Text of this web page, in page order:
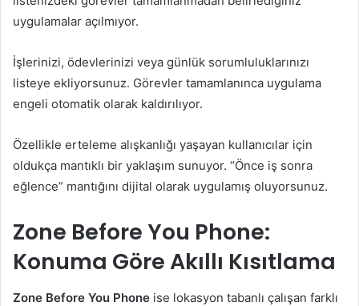
uygulamalar açılmıyor.
İşlerinizi, ödevlerinizi veya günlük sorumluluklarınızı
listeye ekliyorsunuz. Görevler tamamlanınca uygulama
engeli otomatik olarak kaldırılıyor.
Özellikle erteleme alışkanlığı yaşayan kullanıcılar için
oldukça mantıklı bir yaklaşım sunuyor. “Önce iş sonra
eğlence” mantığını dijital olarak uygulamış oluyorsunuz.
Zone Before You Phone:
Konuma Göre Akıllı Kısıtlama
Zone Before You Phone ise lokasyon tabanlı çalışan farklı